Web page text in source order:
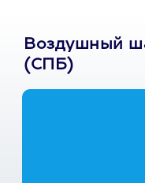
Воздушный
(СПБ)